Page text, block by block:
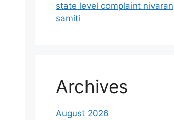
state level complaint nivaran
samiti
Archives
August 2026